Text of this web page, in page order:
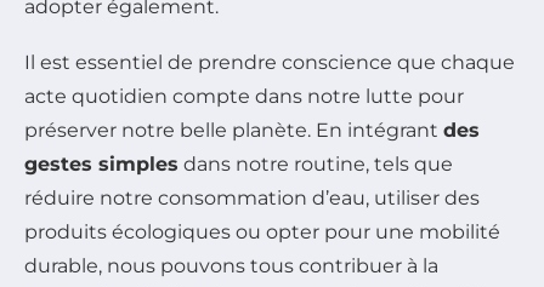
adopter également.
Il est essentiel de prendre conscience que chaque
acte quotidien compte dans notre lutte pour
préserver notre belle planète. En intégrant des
gestes simples dans notre routine, tels que
réduire notre consommation d’eau, utiliser des
produits écologiques ou opter pour une mobilité
durable, nous pouvons tous contribuer à la